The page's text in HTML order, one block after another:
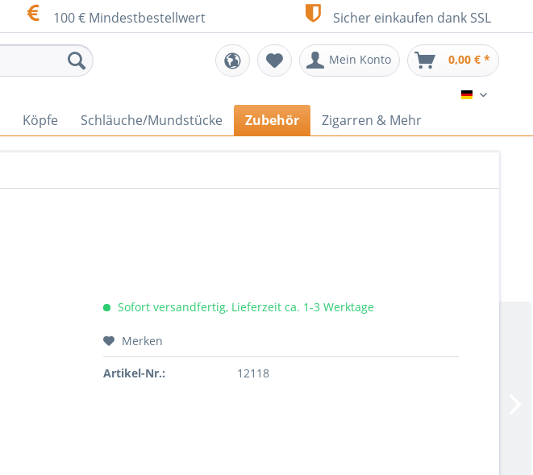
Mein Konto 0,00 € *
100 € Mindestbestellwert Sicher einkaufen dank SSL
DE
Köpfe Schläuche/Mundstücke Zubehör Zigarren & Mehr
Sofort versandfertig, Lieferzeit ca. 1-3 Werktage
Merken
Artikel-Nr.: 12118